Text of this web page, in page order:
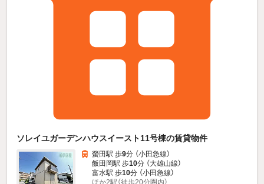
ソレイユガーデンハウスイースト11号棟の賃貸物件
螢田駅 歩9分 （小田急線）
飯田岡駅 歩10分 （大雄山線）
富水駅 歩10分 （小田急線）
ほか2駅（徒歩20分圏内）